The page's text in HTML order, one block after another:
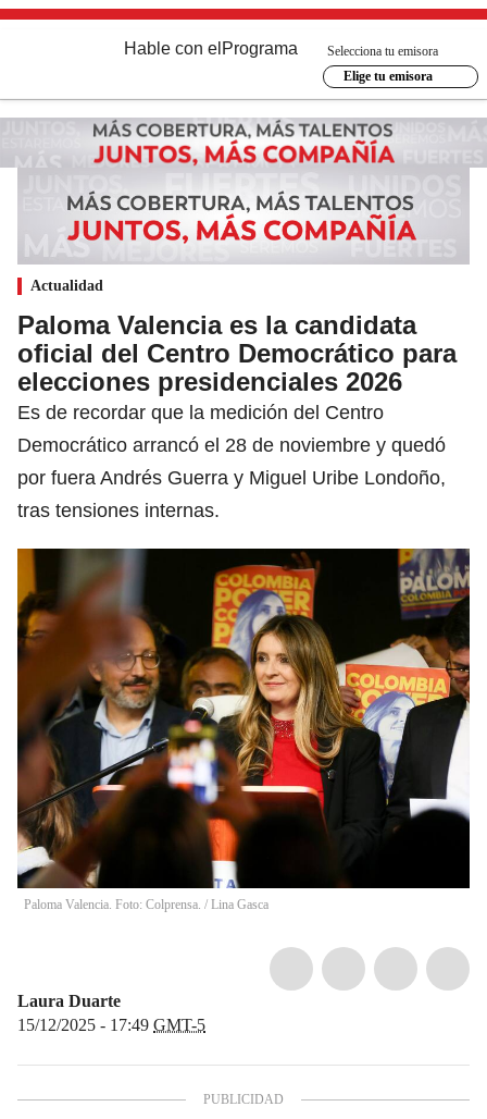
Hable con el Programa
Selecciona tu emisora
Elige tu emisora
Actualidad
Paloma Valencia es la candidata
oficial del Centro Democrático para
elecciones presidenciales 2026
Es de recordar que la medición del Centro
Democrático arrancó el 28 de noviembre y quedó
por fuera Andrés Guerra y Miguel Uribe Londoño,
tras tensiones internas.
Paloma Valencia. Foto: Colprensa. / Lina Gasca
Laura Duarte
15/12/2025 - 17:49 GMT-5